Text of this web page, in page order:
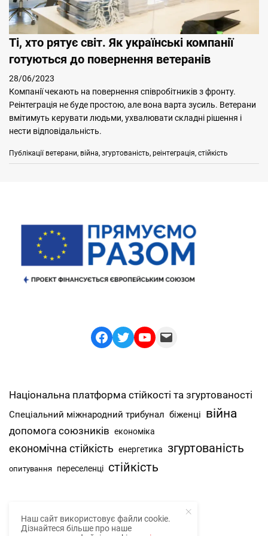
Ті, хто рятує світ. Як українські компанії
готуються до повернення ветеранів
28/06/2023
Компанії чекають на повернення співробітників з фронту.
Реінтеграція не буде простою, але вона варта зусиль. Ветерани
вмітимуть керувати людьми, ухвалювати складні рішення і
нести відповідальність.
Categories
Публікації Tags
ветерани, війна, згуртованість, реінтеграція, стійкість
Facebook
TwitterYouTube
Mail
Національна платформа стійкості та згуртованості
Спеціальний міжнародний трибунал біженці війна
допомога союзників економіка
економічна стійкість енергетика згуртованість
опитування переселенці стійкість
Про нас
Наш сайт використовує файли cookie.
Дізнайтеся більше про наше